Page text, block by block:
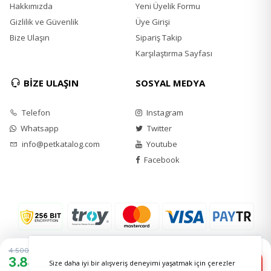
Size daha iyi bir alışveriş deneyimi yaşatmak için çerezler
Antioksidanlar
Besleme Rehberi
5 kg kediler için günlük 70 gr
Evcil hayvanınızın hareketlilik ve yaşına göre ayarlama
yapılması önerilir. Ürün ambalajında tam besleme
4.500 TL
3.845 TL − 1 + Sepete Ekle
Hakkımızda
Gizlilik ve Güvenlik
Bize Ulaşın
Yeni Üyelik Formu
Üye Girişi
Sipariş Takip
Karşılaştırma Sayfası
BİZE ULAŞIN
Telefon
Whatsapp
info@petkatalog.com
SOSYAL MEDYA
Instagram
Twitter
Youtube
Facebook